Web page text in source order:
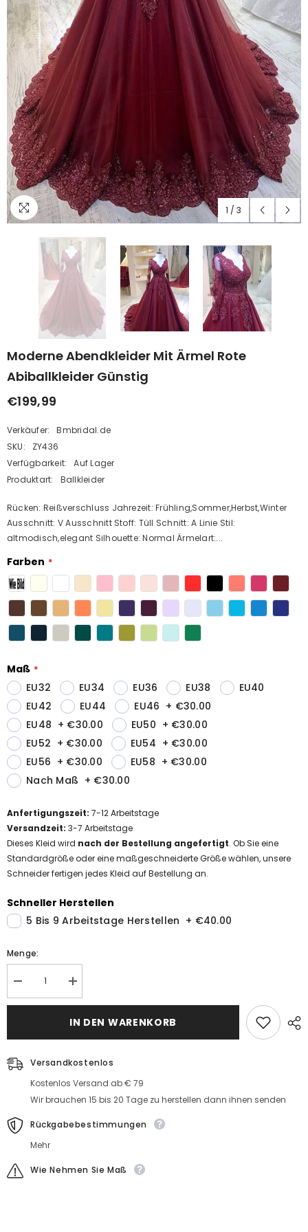
1 / 3
Moderne Abendkleider Mit Ärmel Rote
Abiballkleider Günstig
€199,99
Verkäufer:
Bmbridal.de
SKU:
ZY436
Verfügbarkeit:
Auf Lager
Produktart:
Ballkleider
Rücken: Reißverschluss Jahrezeit: Frühling,Sommer,Herbst,Winter
Ausschnitt: V Ausschnitt Stoff: Tüll Schnitt: A Linie Stil:
altmodisch,elegant Silhouette: Normal Ärmelart:...
Farben
Maß
EU32
EU34 EU36 EU38
EU40
EU42
EU44 EU46 + €30.00
EU48 + €30.00 EU50 + €30.00
EU52 + €30.00 EU54 + €30.00
EU56 + €30.00 EU58 + €30.00
Nach Maß + €30.00
Anfertigungszeit: 7-12Arbeitstage
Versandzeit: 3-7 Arbeitstage
Dieses Kleid wird nach der Bestellung angefertigt. Ob Sie eine
Standardgröße oder eine maßgeschneiderte Größe wählen, unsere
Schneider fertigen jedes Kleid auf Bestellung an.
Schneller Herstellen
5 Bis 9 Arbeitstage Herstellen + €40.00
Menge:
Moderne
Abendkleider
Rote
Günstig
MengeModerne
Abendkleider
mit
Ärmel
Rote
Abiballkleider
IN DEN WARENKORB
Versandkostenlos
Kostenlos Versand ab € 79
Wir brauchen 15 bis 20 Tage zu herstellen dann ihnen senden
Rückgabebestimmungen
Mehr
Wie Nehmen Sie Maß